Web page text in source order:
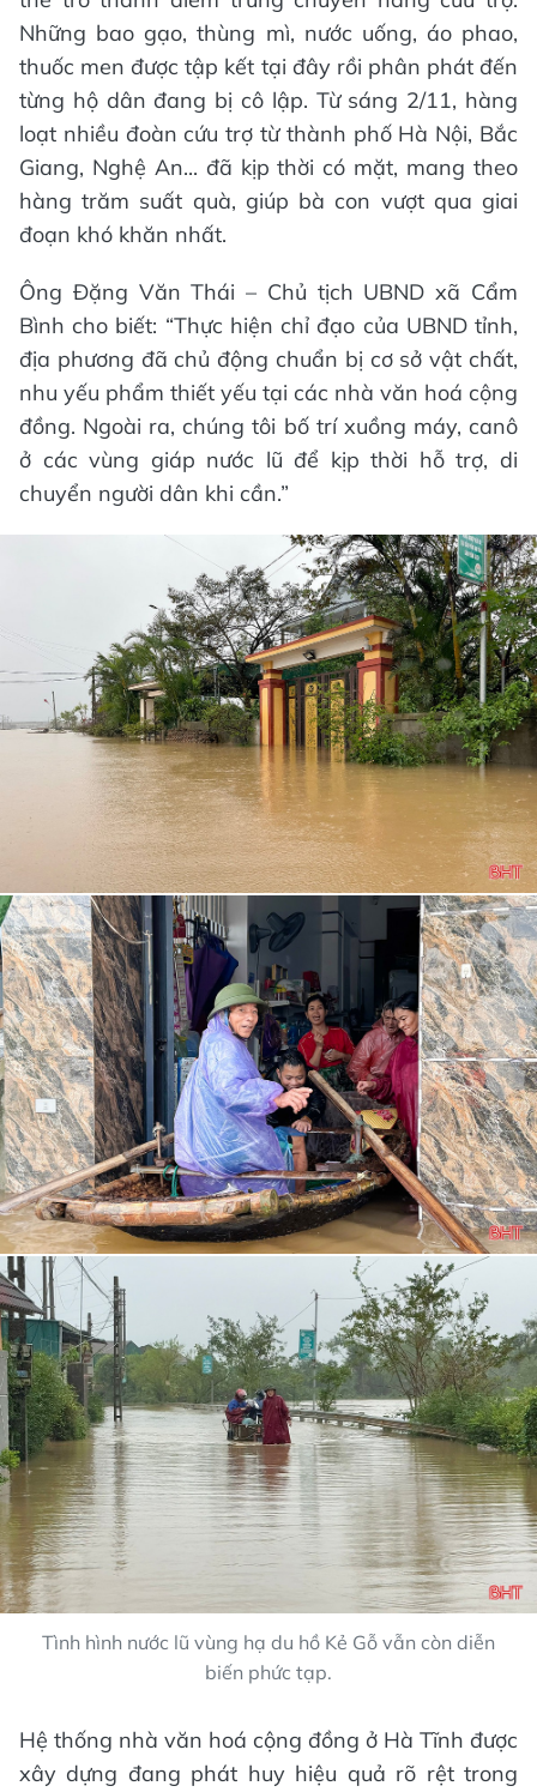
Những bao gạo, thùng mì, nước uống, áo phao,
thuốc men được tập kết tại đây rồi phân phát đến
từng hộ dân đang bị cô lập. Từ sáng 2/11, hàng
loạt nhiều đoàn cứu trợ từ thành phố Hà Nội, Bắc
Giang, Nghệ An... đã kịp thời có mặt, mang theo
hàng trăm suất quà, giúp bà con vượt qua giai
đoạn khó khăn nhất.
Ông Đặng Văn Thái – Chủ tịch UBND xã Cẩm
Bình cho biết: “Thực hiện chỉ đạo của UBND tỉnh,
địa phương đã chủ động chuẩn bị cơ sở vật chất,
nhu yếu phẩm thiết yếu tại các nhà văn hoá cộng
đồng. Ngoài ra, chúng tôi bố trí xuồng máy, canô
ở các vùng giáp nước lũ để kịp thời hỗ trợ, di
chuyển người dân khi cần.”
Tình hình nước lũ vùng hạ du hồ Kẻ Gỗ vẫn còn diễn
biến phức tạp.
Hệ thống nhà văn hoá cộng đồng ở Hà Tĩnh được
xây dựng đang phát huy hiệu quả rõ rệt trong